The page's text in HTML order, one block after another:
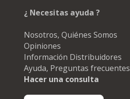
¿ Necesitas ayuda ?
Nosotros, Quiénes Somos
Opiniones
Información Distribuidores
Ayuda, Preguntas frecuentes
Hacer una consulta